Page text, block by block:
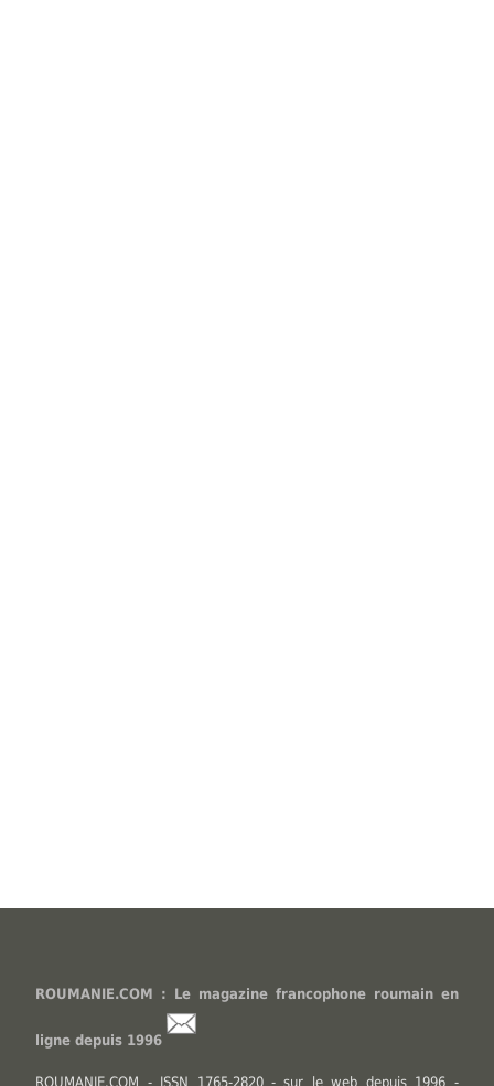
ROUMANIE.COM : Le magazine francophone roumain en
ligne depuis 1996
ROUMANIE.COM - ISSN 1765-2820 - sur le web depuis 1996 -